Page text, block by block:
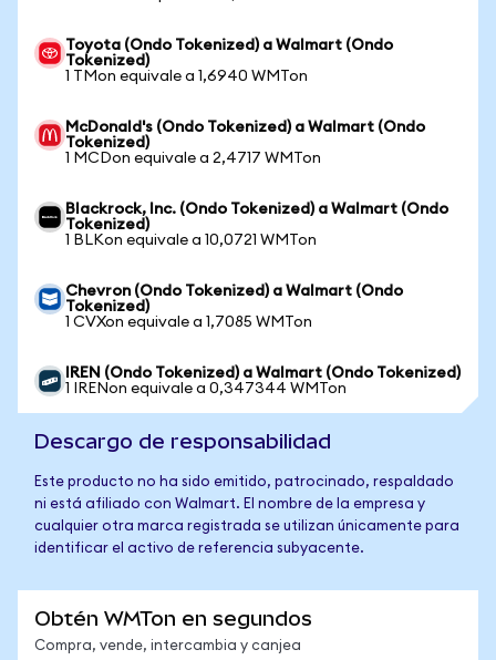
Toyota (Ondo Tokenized) a Walmart (Ondo
Tokenized)
1 TMon equivale a 1,6940 WMTon
McDonald's (Ondo Tokenized) a Walmart (Ondo
Tokenized)
1 MCDon equivale a 2,4717 WMTon
Blackrock, Inc. (Ondo Tokenized) a Walmart (Ondo
Tokenized)
1 BLKon equivale a 10,0721 WMTon
Chevron (Ondo Tokenized) a Walmart (Ondo
Tokenized)
1 CVXon equivale a 1,7085 WMTon
IREN (Ondo Tokenized) a Walmart (Ondo Tokenized)
1 IRENon equivale a 0,347344 WMTon
Descargo de responsabilidad
Este producto no ha sido emitido, patrocinado, respaldado
ni está afiliado con Walmart. El nombre de la empresa y
cualquier otra marca registrada se utilizan únicamente para
identificar el activo de referencia subyacente.
Obtén WMTon en segundos
Compra, vende, intercambia y canjea